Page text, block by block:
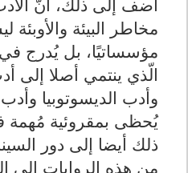
مخاطر البيئة والأوبئة
مؤسساتيًا، بل يُدرج في
الّذي ينتمي أصلا إلى
وأدب الديسوتوبيا
يُحظى بمقروئية مُهمة
ذلك أيضا إلى دور
من هذه الروايات إلى